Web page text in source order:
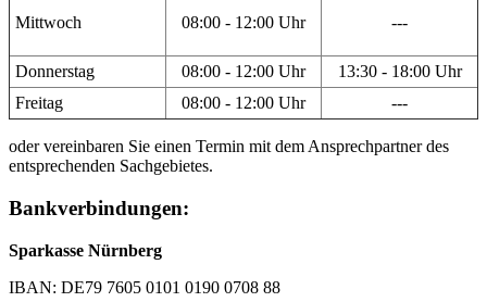
Mittwoch 08:00 - 12:00 Uhr ---
Donnerstag 08:00 - 12:00 Uhr
13:30 - 18:00 Uhr
Freitag
08:00 - 12:00 Uhr ---
oder vereinbaren Sie einen Termin mit dem Ansprechpartner des
entsprechenden Sachgebietes.
Bankverbindungen:
Sparkasse Nürnberg
IBAN: DE79 7605 0101 0190 0708 88